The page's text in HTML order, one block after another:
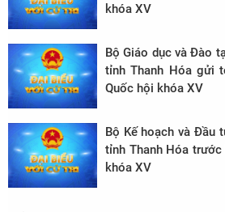
khóa XV
Bộ Giáo dục và Đào
tỉnh Thanh Hóa gửi
Quốc hội khóa XV
Bộ Kế hoạch và Đầu tư trả lời kiến nghị cử tri
tỉnh Thanh Hóa
khóa XV